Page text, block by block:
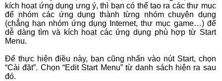
kích hoạt ứng dụng ưng ý, thì bạn có thể tạo ra các thư mục
để nhóm các ứng dụng thành từng nhóm chuyên dụng
(chẳng hạn nhóm ứng dụng Internet, thư mục game…) để
dễ dàng tìm và kích hoạt các ứng dụng phù hợp từ Start
Menu.
Để thực hiện điều này, bạn cũng nhấn vào nút Start, chọn
“Cài đặt”. Chọn “Edit Start Menu” từ danh sách hiện ra sau
đó.